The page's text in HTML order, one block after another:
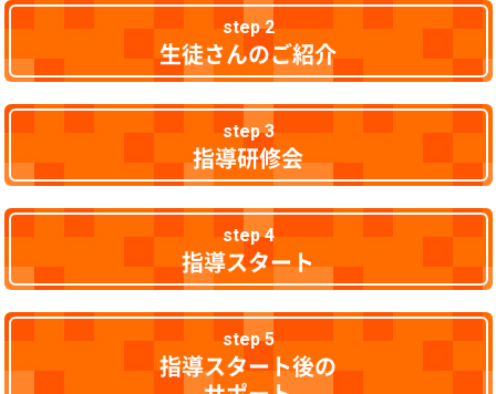
step 2
生徒さんのご紹介
step 3
指導研修会
step 4
指導スタート
step 5
指導スタート後の